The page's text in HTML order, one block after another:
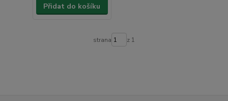
Přidat do košíku
strana z 1